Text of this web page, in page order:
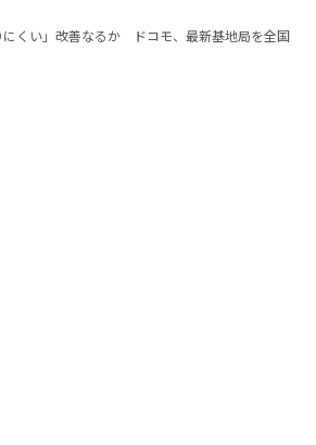
にくい」改善なるか ドコモ、最新基地局を全国